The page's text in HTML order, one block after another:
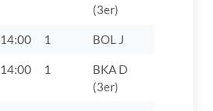
(3er)
14:00 1 BOL J
14:00 1
BKA D
(3er)